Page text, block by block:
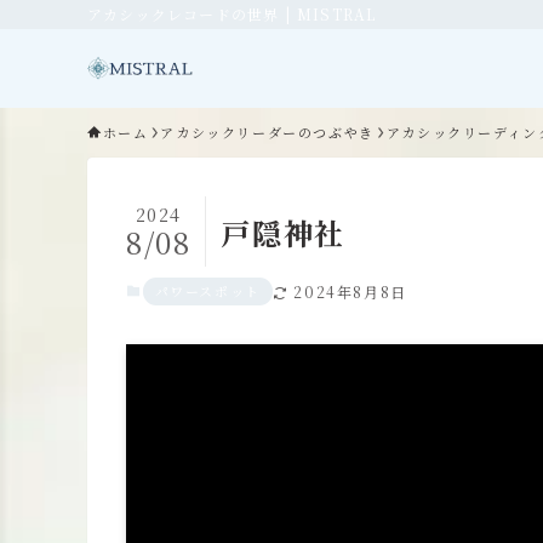
ホーム アカシックリーダーのつぶやき アカシックリーディン
戸隠神社
2024
8/08
2024年8月8日